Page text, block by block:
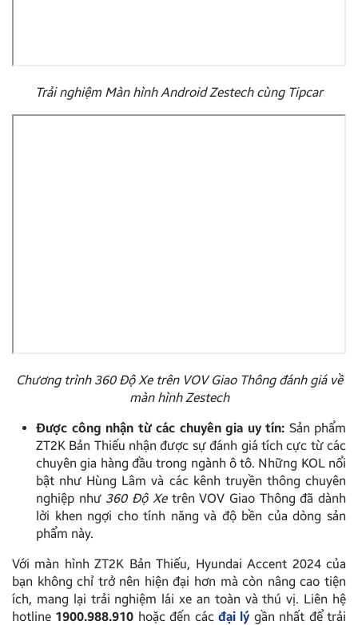
Trải nghiệm Màn hình Android Zestech cùng Tipcar
Chương trình 360 Độ Xe trên VOV Giao Thông đánh giá về
màn hình Zestech
Được công nhận từ các chuyên gia uy tín: Sản phẩm
ZT2K Bản Thiếu nhận được sự đánh giá tích cực từ các
chuyên gia hàng đầu trong ngành ô tô. Những KOL nổi
bật như Hùng Lâm và các kênh truyền thông chuyên
nghiệp như 360 Độ Xetrên VOV Giao Thông đã dành
lời khen ngợi cho tính năng và độ bền của dòng sản
phẩm này.
Với màn hình ZT2K Bản Thiếu, Hyundai Accent 2024 của
bạn không chỉ trở nên hiện đại hơn mà còn nâng cao tiện
ích, mang lại trải nghiệm lái xe an toàn và thú vị. Liên hệ
hotline 1900.988.910 hoặc đến cácđại lý gần nhất để trải